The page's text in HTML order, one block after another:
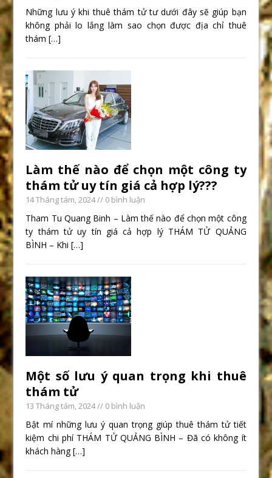
Những lưu ý khi thuê thám tử tư dưới đây sẽ giúp bạn
không phải lo lắng làm sao chọn được địa chỉ thuê
thám[…]
Làm thế nào để chọn một công ty
thám tử uy tín giá cả hợp lý???
14 Tháng tám, 2024// 0 bình luận
Tham Tu Quang Binh – Làm thế nào để chọn một công
ty thám tử uy tín giá cả hợp lý THÁM TỬ QUẢNG
BÌNH – Khi[…]
Một số lưu ý quan trọng khi thuê
thám tử
13 Tháng tám, 2024// 0 bình luận
Bật mí những lưu ý quan trọng giúp thuê thám tử tiết
kiệm chi phí THÁM TỬ QUẢNG BÌNH – Đã có không ít
khách hàng[…]